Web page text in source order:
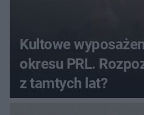
Kultowe
okresu PRL.
z tamtych lat?